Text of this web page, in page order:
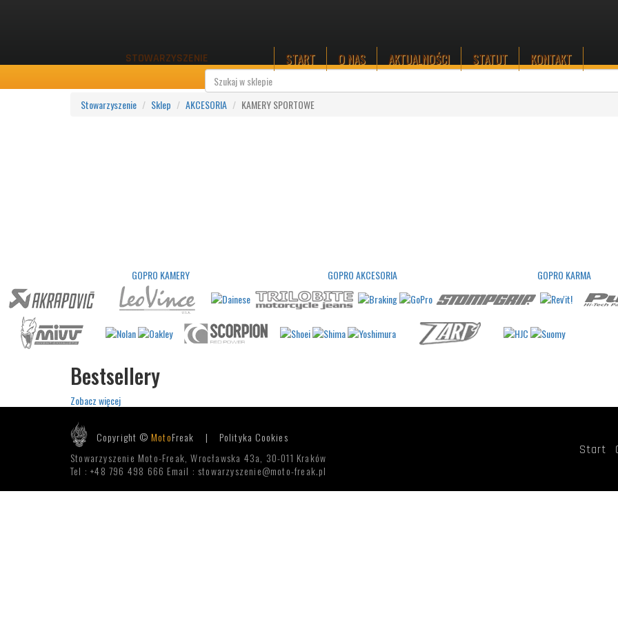
STOWARZYSZENIE START O NAS AKTUALNOŚCI STATUT KONTAKT
Stowarzyszenie Sklep AKCESORIA KAMERY SPORTOWE
GOPRO KAMERY GOPRO AKCESORIA GOPRO KARMA
Bestsellery
Zobacz więcej
Copyright ©MotoFreak | Polityka Cookies
Stowarzyszenie Moto-Freak, Wrocławska 43a, 30-011 Kraków
Tel : +48 796 498 666 Email : stowarzyszenie@moto-freak.pl
Start